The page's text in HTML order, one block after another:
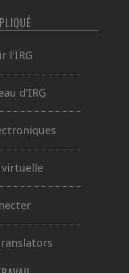
l'IRG
d'IRG